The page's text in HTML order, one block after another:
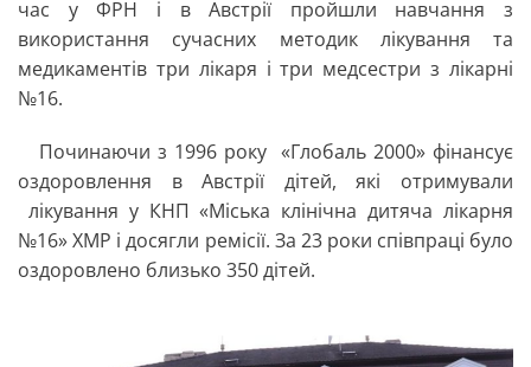
час у ФРН і в Австрії пройшли навчання з
використання сучасних методик лікування та
медикаментів три лікаря і три медсестри з лікарні
№16.
Починаючи з 1996 року «Глобаль 2000» фінансує
оздоровлення в Австрії дітей, які отримували
лікування у КНП «Міська клінічна дитяча лікарня
№16» ХМР і досягли ремісії. За 23 роки співпраці було
оздоровлено близько 350 дітей.